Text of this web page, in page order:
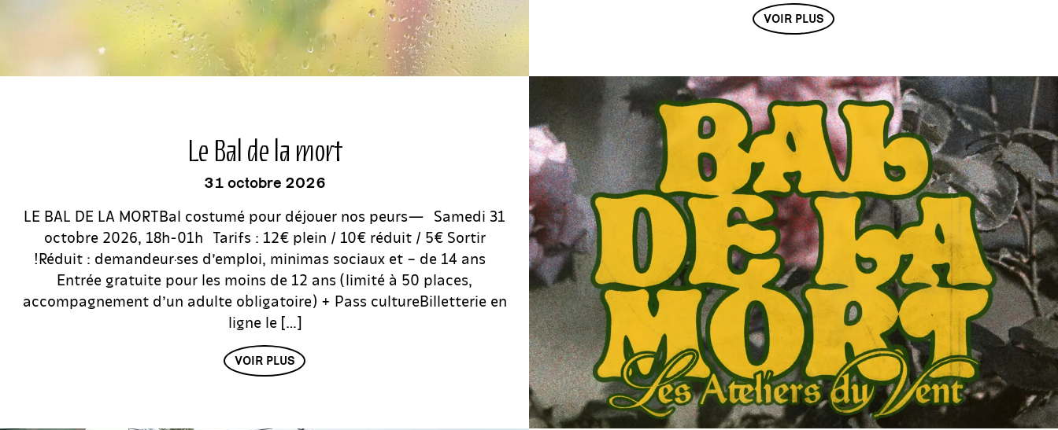
VOIR PLUS
événement
Le Bal de la mort
31 octobre 2026
LE BAL DE LA MORTBal costumé pour déjouer nos peurs— Samedi 31
octobre 2026, 18h-01h Tarifs : 12€ plein / 10€ réduit / 5€ Sortir
!Réduit : demandeur·ses d’emploi, minimas sociaux et – de 14 ans
Entrée gratuite pour les moins de 12 ans (limité à 50 places,
accompagnement d’un adulte obligatoire) + Pass cultureBilletterie en
ligne le […]
VOIR PLUS